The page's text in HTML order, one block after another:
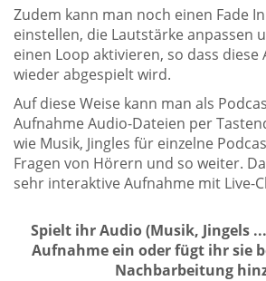
Zudem kann man noch einen Fade
einstellen, die Lautstärke anpassen
einen Loop aktivieren, so dass
wieder abgespielt wird.
Auf diese Weise kann man als
Aufnahme Audio-Dateien per
wie Musik, Jingles für einzelne
Fragen von Hörern und so weiter.
sehr interaktive Aufnahme mit Live-
Spielt ihr Audio (Musik, Jingels
Aufnahme ein oder fügt ihr sie
Nachbarbeitung